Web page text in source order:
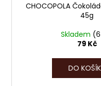
CHOCOPOLA
45g
Skladem
79 Kč
DO